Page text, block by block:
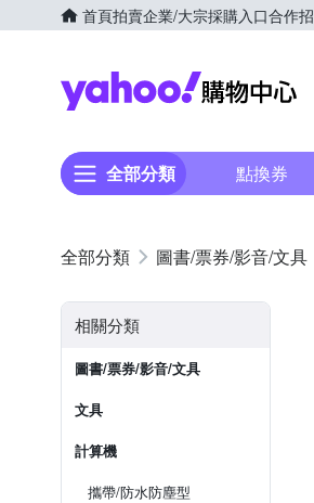
首頁拍賣企業/大宗採購入口合作
全部分類 點換券
圖書/票券/影音/文具
相關分類
圖書/票券/影音/文具
文具
計算機
攜帶/防水防塵型